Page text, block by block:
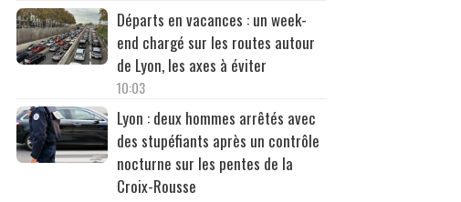
Départs en vacances : un week-
end chargé sur les routes autour
de Lyon, les axes à éviter
10:03
Lyon : deux hommes arrêtés avec
des stupéfiants après un contrôle
nocturne sur les pentes de la
Croix-Rousse